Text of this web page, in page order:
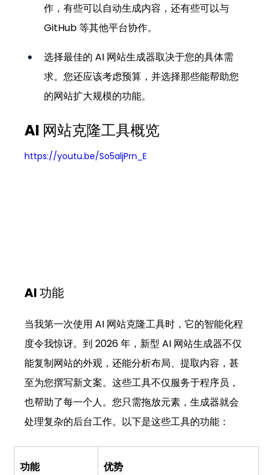
作，有些可以自动生成内容，还有些可以与
GitHub 等其他平台协作。
选择最佳的 AI 网站生成器取决于您的具体需
求。您还应该考虑预算，并选择那些能帮助您
的网站扩大规模的功能。
AI 网站克隆工具概览
https://youtu.be/So5aljPrn_E
AI 功能
当我第一次使用 AI 网站克隆工具时，它的智能化程
度令我惊讶。到 2026 年，新型 AI 网站生成器不仅
能复制网站的外观，还能分析布局、提取内容，甚
至为您撰写新文案。这些工具不仅服务于程序员，
也帮助了每一个人。您只需拖放元素，生成器就会
处理复杂的后台工作。以下是这些工具的功能：
功能 优势